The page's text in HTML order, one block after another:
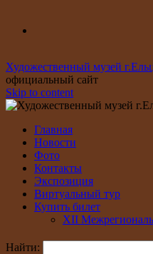
Художественный музей
официальный сайт
Skip to content
Главная
Новости
Фото
Контакты
Экспозиция
Виртуальный тур
Купить билет
XII
Найти: